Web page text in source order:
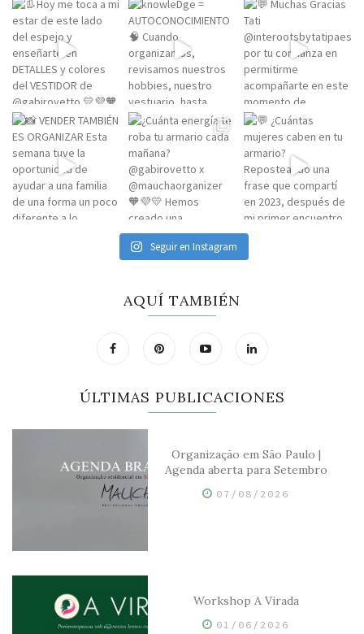
Seguir en Instagram
AQUÍ TAMBIÉN
ÚLTIMAS PUBLICACIONES
Organização em São Paulo |
Agenda aberta para Setembro
07/08/2026
Workshop A Virada
01/06/2026